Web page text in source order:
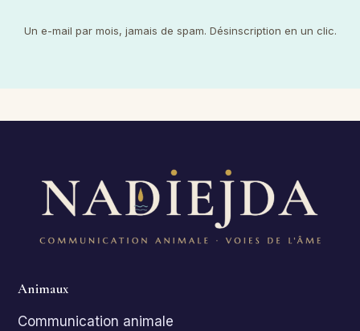
Un e-mail par mois, jamais de spam. Désinscription en un clic.
Animaux
Communication animale